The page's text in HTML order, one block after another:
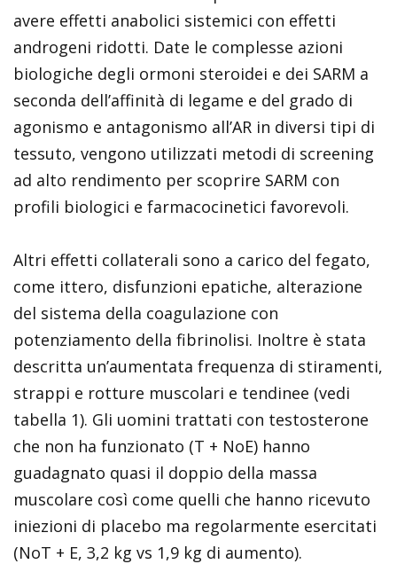
avere effetti anabolici sistemici con effetti
androgeni ridotti. Date le complesse azioni
biologiche degli ormoni steroidei e dei SARM a
seconda dell’affinità di legame e del grado di
agonismo e antagonismo all’AR in diversi tipi di
tessuto, vengono utilizzati metodi di screening
ad alto rendimento per scoprire SARM con
profili biologici e farmacocinetici favorevoli.
Altri effetti collaterali sono a carico del fegato,
come ittero, disfunzioni epatiche, alterazione
del sistema della coagulazione con
potenziamento della fibrinolisi. Inoltre è stata
descritta un’aumentata frequenza di stiramenti,
strappi e rotture muscolari e tendinee (vedi
tabella 1). Gli uomini trattati con testosterone
che non ha funzionato (T + NoE) hanno
guadagnato quasi il doppio della massa
muscolare così come quelli che hanno ricevuto
iniezioni di placebo ma regolarmente esercitati
(NoT + E, 3,2 kg vs 1,9 kg di aumento).